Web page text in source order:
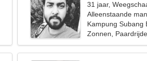
31 jaar,
Alleenstaande
Kampung Subang
Zonnen,